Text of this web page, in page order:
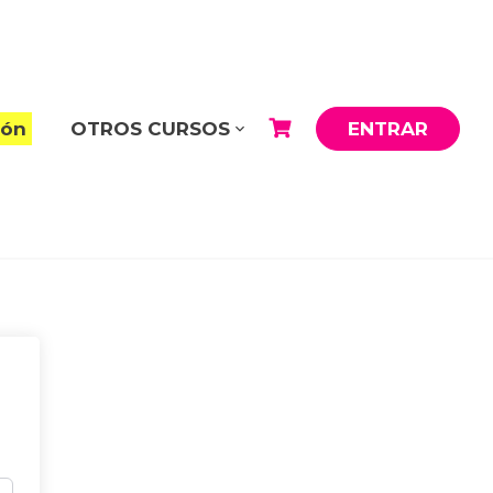
OTROS CURSOS ENTRAR